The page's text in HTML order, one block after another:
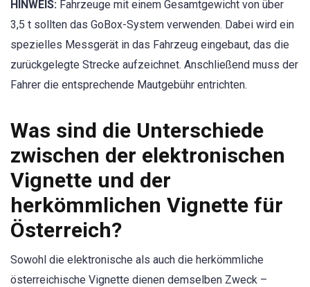
HINWEIS: Fahrzeuge mit einem Gesamtgewicht von über
3,5 t sollten das GoBox-System verwenden. Dabei wird ein
spezielles Messgerät in das Fahrzeug eingebaut, das die
zurückgelegte Strecke aufzeichnet. Anschließend muss der
Fahrer die entsprechende Mautgebühr entrichten.
Was sind die Unterschiede
zwischen der elektronischen
Vignette und der
herkömmlichen Vignette für
Österreich?
Sowohl die elektronische als auch die herkömmliche
österreichische Vignette dienen demselben Zweck –